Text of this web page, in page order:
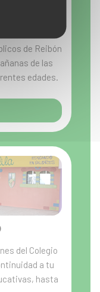
de Reibón
de las
edades.
del Colegio
a tu
hasta